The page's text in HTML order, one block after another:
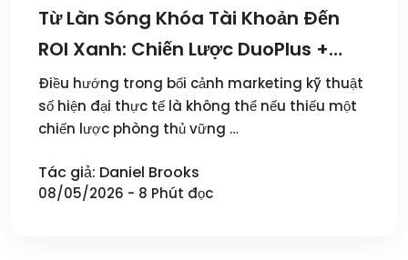
Từ Làn Sóng Khóa Tài Khoản Đến
ROI Xanh: Chiến Lược DuoPlus +
Cloaking.House
Điều hướng trong bối cảnh marketing kỹ thuật
số hiện đại thực tế là không thể nếu thiếu một
chiến lược phòng thủ vững …
Tác giả: Daniel Brooks
08/05/2026 - 8 Phút đọc